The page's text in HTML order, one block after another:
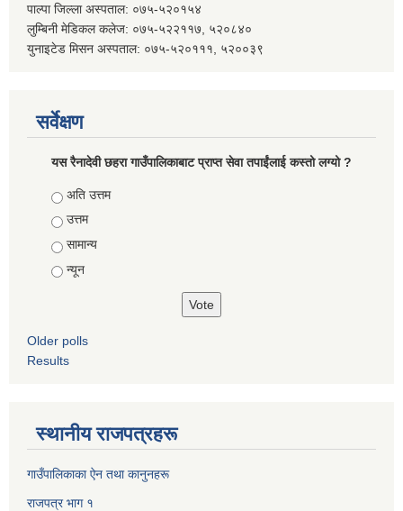
पाल्पा जिल्ला अस्पताल: ०७५-५२०१५४
लुम्बिनी मेडिकल कलेज: ०७५-५२२११७, ५२०८४०
युनाइटेड मिसन अस्पताल: ०७५-५२०१११, ५२००३९
सर्वेक्षण
यस रैनादेवी छहरा गाउँपालिकाबाट प्राप्त सेवा तपाईंलाई कस्तो लग्यो ?
Choices
अति उत्तम
उत्तम
सामान्य
न्यून
Older polls
Results
स्थानीय राजपत्रहरू
गाउँपालिकाका ऐन तथा कानुनहरू
राजपत्र भाग १